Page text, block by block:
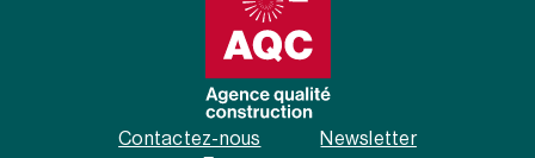
Contactez-nous
Newsletter